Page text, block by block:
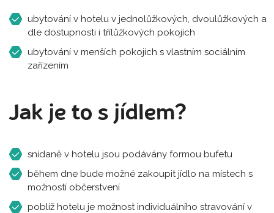
ubytování v hotelu v jednolůžkových, dvoulůžkových a
dle dostupnosti i třílůžkových pokojích
ubytování v menších pokojích s vlastním sociálním
zařízením
Jak je to s jídlem?
snídaně v hotelu jsou podávány formou bufetu
během dne bude možné zakoupit jídlo na místech s
možností občerstvení
poblíž hotelu je možnost individuálního stravování v